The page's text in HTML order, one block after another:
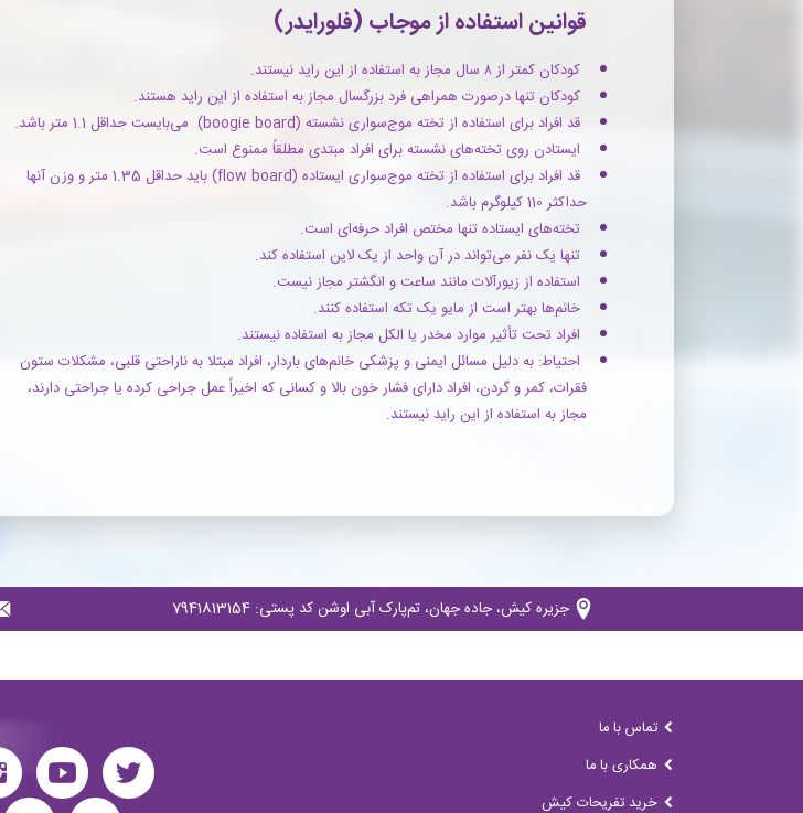
قوانین استفاده از موجاب (فلورایدر)
کودکان کمتر از ۸ سال مجاز به استفاده از این راید نیستند.
کودکان تنها درصورت همراهی فرد بزرگسال مجاز به استفاده از این راید هستند.
قد افراد برای استفاده از تخته موج‌سواری نشسته (boogie board) می‌بایست حداقل 1.1 متر باشد.
ایستادن روی تخته‌های نشسته برای افراد مبتدی مطلقاً ممنوع است.
قد افراد برای استفاده از تخته موج‌سواری ایستاده (flow board) باید حداقل 1.35 متر و وزن آنها
حداکثر 110 کیلوگرم باشد.
تخته‌های ایستاده تنها مختص افراد حرفه‌ای است.
تنها یک نفر می‌تواند در آن واحد از یک لاین استفاده کند.
استفاده از زیورآلات مانند ساعت و انگشتر مجاز نیست.
خانم‌ها بهتر است از مایو یک تکه استفاده کنند.
افراد تحت تأثیر موارد مخدر یا الکل مجاز به استفاده نیستند.
احتیاط: به دلیل مسائل ایمنی و پزشکی خانم‌های باردار، افراد مبتلا به ناراحتی قلبی، مشکلات ستون
فقرات، کمر و گردن، افراد دارای فشار خون بالا و کسانی که اخیراً عمل جراحی کرده یا جراحتی دارند،
مجاز به استفاده از این راید نیستند.
جزیره کیش، جاده جهان، تم‌پارک آبی اوشن کد پستی: 7941813154
تماس با ما
همکاری با ما
خرید تفریحات کیش